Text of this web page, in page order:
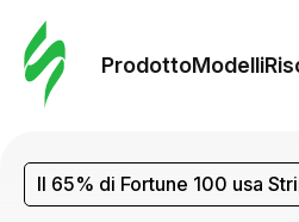
ProdottoModelli
Il 65% di Fortune 100 usa